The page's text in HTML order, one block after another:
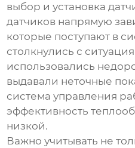
выбор и установка
датчиков напрямую
которые поступают в
столкнулись с
использовались
выдавали неточные
система управления
эффективность
низкой.
Важно учитывать не